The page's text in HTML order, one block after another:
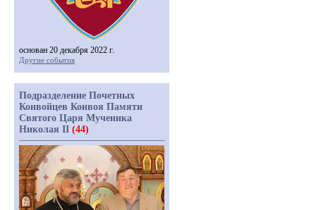
основан 20 декабря 2022 г.
Другие события
Подразделение Почетных
Конвойцев Конвоя Памяти
Святого Царя Мученика
Николая II (44)